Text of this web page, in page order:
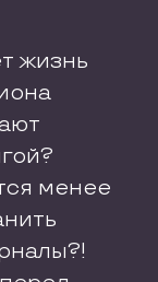
жизнь
менее